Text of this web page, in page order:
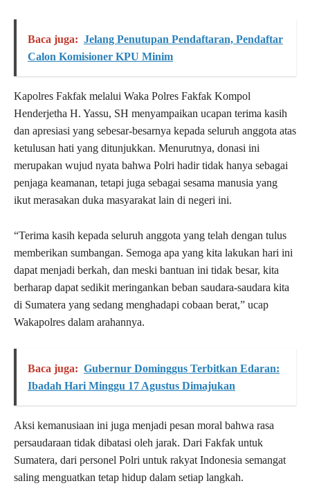
Baca juga: Jelang Penutupan Pendaftaran, Pendaftar
Calon Komisioner KPU Minim
Kapolres Fakfak melalui Waka Polres Fakfak Kompol
Henderjetha H. Yassu, SH menyampaikan ucapan terima kasih
dan apresiasi yang sebesar-besarnya kepada seluruh anggota atas
ketulusan hati yang ditunjukkan. Menurutnya, donasi ini
merupakan wujud nyata bahwa Polri hadir tidak hanya sebagai
penjaga keamanan, tetapi juga sebagai sesama manusia yang
ikut merasakan duka masyarakat lain di negeri ini.
“Terima kasih kepada seluruh anggota yang telah dengan tulus
memberikan sumbangan. Semoga apa yang kita lakukan hari ini
dapat menjadi berkah, dan meski bantuan ini tidak besar, kita
berharap dapat sedikit meringankan beban saudara-saudara kita
di Sumatera yang sedang menghadapi cobaan berat,” ucap
Wakapolres dalam arahannya.
Baca juga: Gubernur Dominggus Terbitkan Edaran:
Ibadah Hari Minggu 17 Agustus Dimajukan
Aksi kemanusiaan ini juga menjadi pesan moral bahwa rasa
persaudaraan tidak dibatasi oleh jarak. Dari Fakfak untuk
Sumatera, dari personel Polri untuk rakyat Indonesia semangat
saling menguatkan tetap hidup dalam setiap langkah.